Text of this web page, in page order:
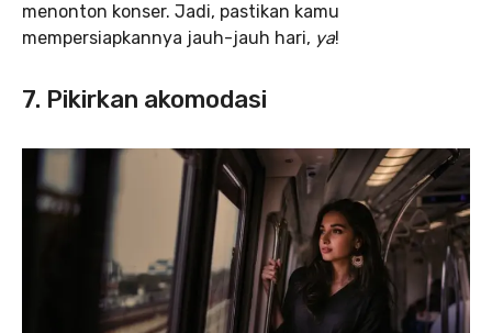
menonton konser. Jadi, pastikan kamu
mempersiapkannya jauh-jauh hari, ya!
7. Pikirkan akomodasi